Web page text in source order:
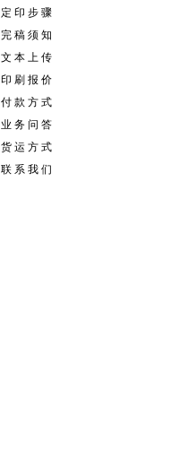
定 印 步 骤
完 稿 须 知
文 本 上 传
印 刷 报 价
付 款 方 式
业 务 问 答
货 运 方 式
联 系 我 们